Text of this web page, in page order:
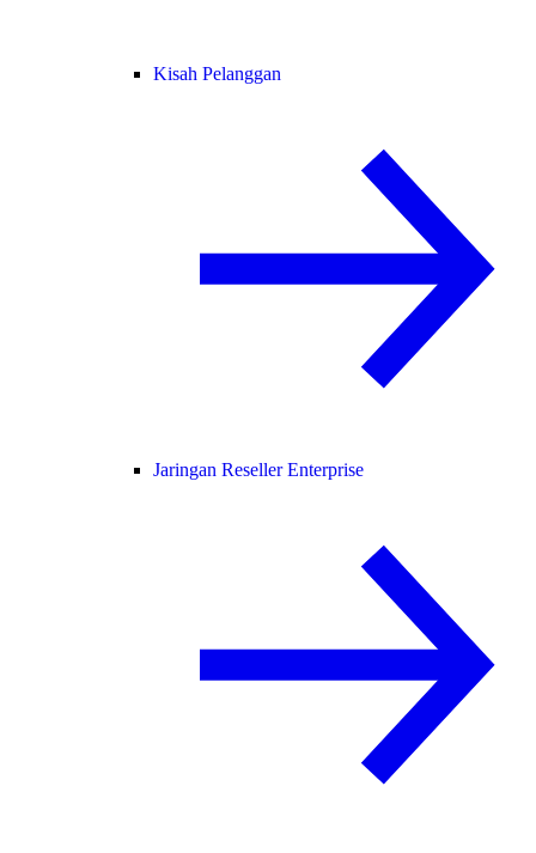
Kisah Pelanggan
Jaringan Reseller Enterprise